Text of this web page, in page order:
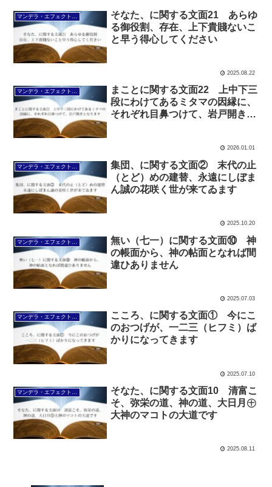
そなた、に関する文面21 あらゆ
る御役割、存在、上下貴賤ないこ
と早う得心してください
2025.08.22
マンデラ・エフェクト文面（2025年6月24日～
まことに関する文面22 上中下三
段にわけてあるミタマの因縁に、
それぞれ目鼻つけて、岩戸開きと
2026.01.01
マンデラ・エフェクト文面（2025年6月24日～
集団、に関する文面② 末代の止
（とど）めの建替、永遠にしぼま
ん誠の花咲く世が来てゐます
2025.10.20
無い（七一）に関する文面⑩ 神
の帳面から、神の帖面となれば間
違ひありません
2025.07.03
マンデラ・エフェクト文面（2025年6月24日～
こころ、に関する文面① 今にこ
のおつげが、一二三（ヒフミ）ば
かりになってきます
2025.07.10
マンデラ・エフェクト文面（2025年6月24日～
そなた、に関する文面10 清富こ
そ、弥栄の道、神の道、大日月㊉
大神のマコトの大道です
2025.08.11